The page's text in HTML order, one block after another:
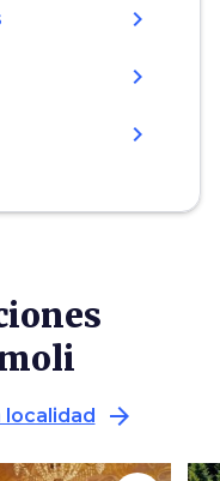
chevron_right
chevron_right
chevron_right
localidad arrow_forward